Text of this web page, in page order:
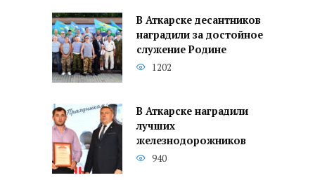
В Аткарске десантников
наградили за достойное
служение Родине
1202
В Аткарске наградили
лучших
железнодорожников
940